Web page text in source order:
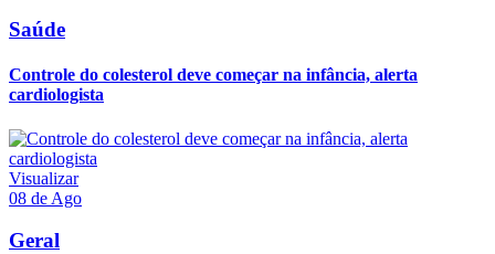
Saúde
Controle do colesterol deve começar na infância, alerta
cardiologista
Visualizar
08 de Ago
Geral